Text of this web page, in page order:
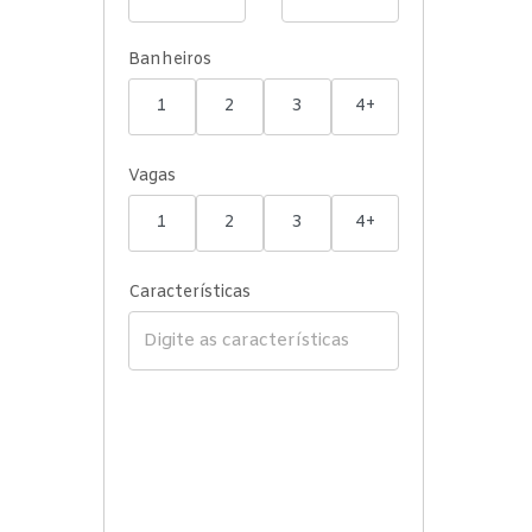
Banheiros
1 2 3 4+
Vagas
1 2 3 4+
Características